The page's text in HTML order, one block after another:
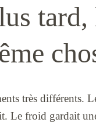
très différents.
Le froid gardait